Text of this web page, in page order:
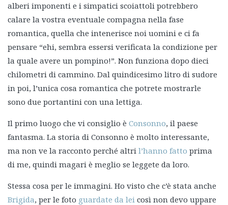
alberi imponenti e i simpatici scoiattoli potrebbero
calare la vostra eventuale compagna nella fase
romantica, quella che intenerisce noi uomini e ci fa
pensare “ehi, sembra essersi verificata la condizione per
la quale avere un pompino!”. Non funziona dopo dieci
chilometri di cammino. Dal quindicesimo litro di sudore
in poi, l’unica cosa romantica che potrete mostrarle
sono due portantini con una lettiga.
Il primo luogo che vi consiglio è Consonno, il paese
fantasma. La storia di Consonno è molto interessante,
ma non ve la racconto perché altri l’hanno fatto prima
di me, quindi magari è meglio se leggete da loro.
Stessa cosa per le immagini. Ho visto che c’è stata anche
Brigida, per le foto guardate da lei così non devo uppare